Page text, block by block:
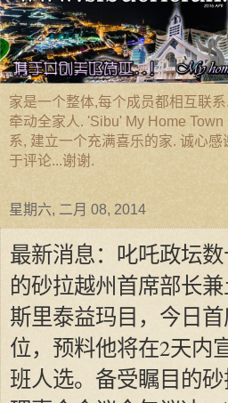
家是一个整体,每个成员都相互联
牵动全家人. 'Sibu' My Home
系, 建立一个充满喜乐的家. 诚心
于评论...谢谢.
星期六, 二月 08, 2014
最新消息：叱吒政坛
的砂拉越州首席部长
斯里泰益玛目，今日
位，预料他将在2天内
班人选。备受瞩目的